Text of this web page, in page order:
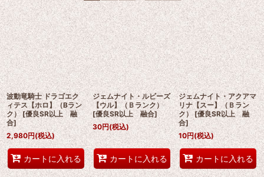
表示数:
在庫あり
並び順:
絞り込む
波動竜騎士 ドラゴエク
ィテス【ホロ】（Bラン
ク） [優良SR以上 融
合]
2,980円(税込)
カートに入れる
ジェムナイト・ルビーズ
【ウル】（Ｂランク）
[優良SR以上 融合]
30円(税込)
カートに入れる
ジェムナイト・アクアマ
リナ【スー】（Ｂラン
ク） [優良SR以上 融
合]
10円(税込)
カートに入れる